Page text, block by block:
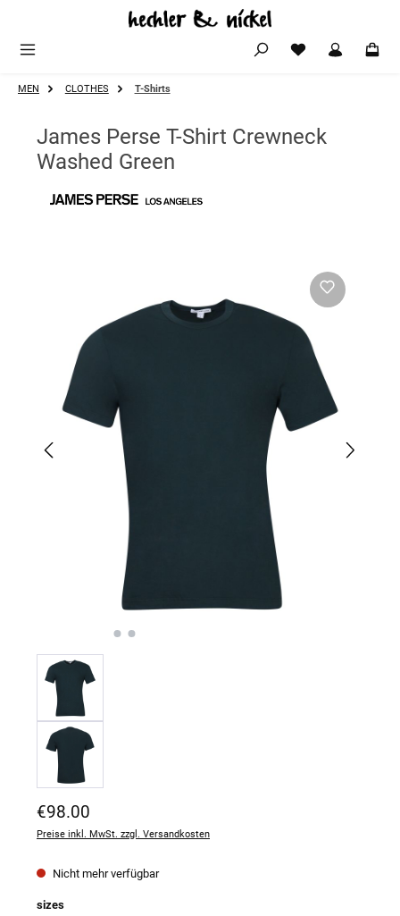
Zum Hauptinhalt springen
MEN CLOTHES T-Shirts
James Perse T-Shirt Crewneck
Washed Green
Regulärer Preis:
€98.00
Preise inkl. MwSt. zzgl. Versandkosten
Nicht mehr verfügbar
sizesauswählen